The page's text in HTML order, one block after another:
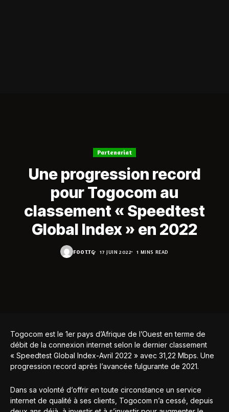
Partenariat
Une progression record
pour Togocom au
classement « Speedtest
Global Index » en 2022
FOOT.TG 17 JUIN 2022 1 MINS READ
Togocom est le 1er pays d’Afrique de l’Ouest en terme de
débit de la connexion internet selon le dernier classement
« Speedtest Global Index-Avril 2022 » avec 31,22 Mbps. Une
progression record après l’avancée fulgurante de 2021.
Dans sa volonté d’offrir en toute circonstance un service
internet de qualité à ses clients, Togocom n’a cessé, depuis